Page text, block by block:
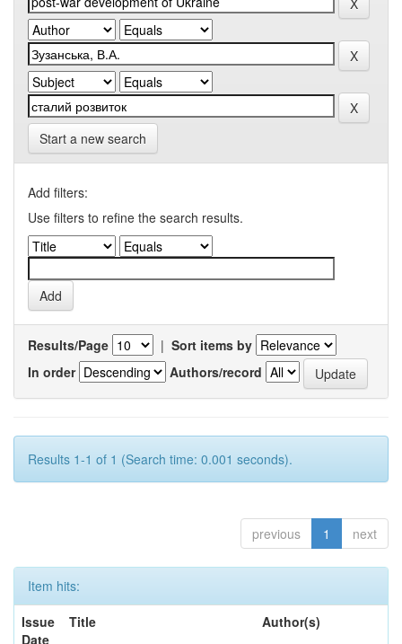
Start a new search
Add filters:
Use filters to refine the search results.
Results/Page | Sort items by
In order
Authors/record
Results 1-1 of 1 (Search time: 0.001 seconds).
previous 1 next
Item hits:
Issue
Date
Title Author(s)